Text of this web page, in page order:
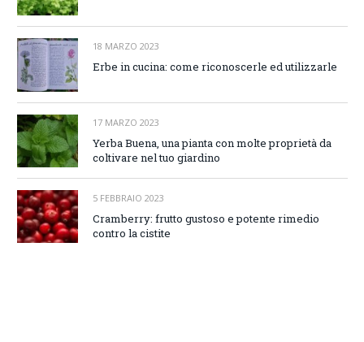
18 MARZO 2023
Erbe in cucina: come riconoscerle ed utilizzarle
17 MARZO 2023
Yerba Buena, una pianta con molte proprietà da
coltivare nel tuo giardino
5 FEBBRAIO 2023
Cramberry: frutto gustoso e potente rimedio
contro la cistite